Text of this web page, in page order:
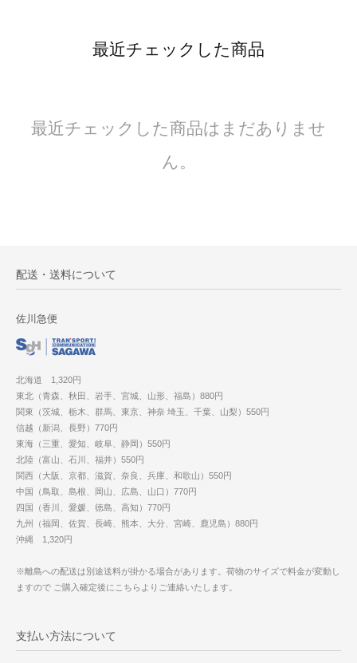
最近チェックした商品
最近チェックした商品はまだありませ
ん。
配送・送料について
佐川急便
北海道 1,320円
東北（青森、秋田、岩手、宮城、山形、福島）880円
関東（茨城、栃木、群馬、東京、神奈 埼玉、千葉、山梨）550円
信越（新潟、長野）770円
東海（三重、愛知、岐阜、静岡）550円
北陸（富山、石川、福井）550円
関西（大阪、京都、滋賀、奈良、兵庫、和歌山）550円
中国（鳥取、島根、岡山、広島、山口）770円
四国（香川、愛媛、徳島、高知）770円
九州（福岡、佐賀、長崎、熊本、大分、宮崎、鹿児島）880円
沖縄 1,320円
※離島への配送は別途送料が掛かる場合があります。荷物のサイズで料金が変動し
ますので ご購入確定後にこちらよりご連絡いたします。
支払い方法について